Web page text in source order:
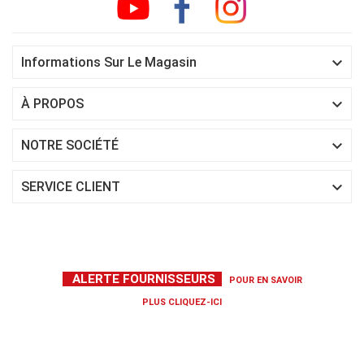
Informations Sur Le Magasin 
À PROPOS 
NOTRE SOCIÉTÉ 
SERVICE CLIENT 
ALERTE FOURNISSEURS POUR EN SAVOIR
PLUS CLIQUEZ-ICI